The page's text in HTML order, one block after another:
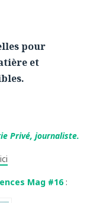
pour
et
Privé, journaliste.
Mag #16: